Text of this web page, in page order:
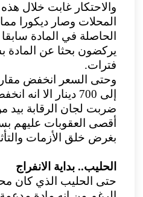
والاحتكار غابت خلال
المحلات وصار ديكورا
الحاصلة في المادة
يركضون بحثا عن المادة
فترات.
وحتى السعر انخفض
ضربت لجان الرقابة بيد
أقصى العقوبات عليهم
بغرض خلق الأزمات
الحليب.. بداية الانفراج
حتى الحليب الذي كان